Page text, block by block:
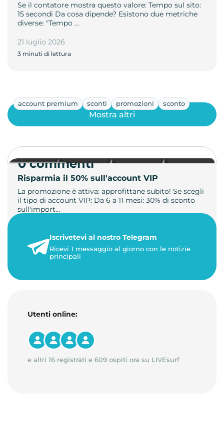
Se il contatore mostra questo valore: Tempo sul sito:
15 secondi Da cosa dipende? Esistono due metriche
diverse: "Tempo …
21 luglio 2026
3 minuti di lettura
account premium sconti promozioni sconto
Risparmia il 50% sull'account VIP
La promozione è attiva: approfittane subito! Se scegli
il tipo di account VIP: Da 6 a 11 mesi: 30% di sconto
sull'import…
1 minuto di lettura
Mostra altri
0 commenti
Iscrivetevi al nostro Telegram
Ricevi 1 messaggio al giorno con le notizie
principali
Utenti online:
e altri 16 registrati e 609 ospiti ora su LIVEsurf